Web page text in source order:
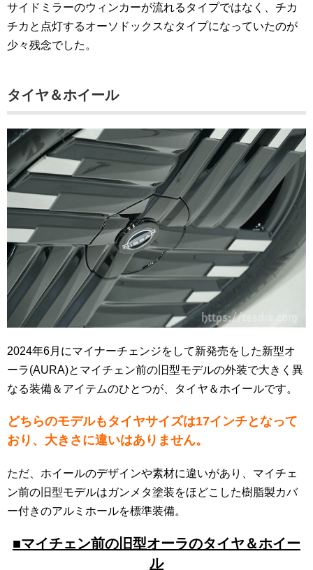
サイドミラーのウィンカーが流れるタイプではなく、チカ
チカと点灯するオーソドックスなタイプになっていたのが
少々残念でした。
タイヤ＆ホイール
2024年6月にマイナーチェンジをして新発売をした新型オ
ーラ(AURA)とマイチェン前の旧型モデルの外装で大きく異
なる装備＆アイテムのひとつが、タイヤ＆ホイールです。
どちらのモデルもタイヤサイズは17インチとなって
おり、大きさに違いはありません。
ただ、ホイールのデザインや素材に違いがあり、マイチェ
ン前の旧型モデルはガンメタ塗装をほどこした樹脂製カバ
ー付きのアルミホールを標準装備。
■マイチェン前の旧型オーラのタイヤ＆ホイー
ル